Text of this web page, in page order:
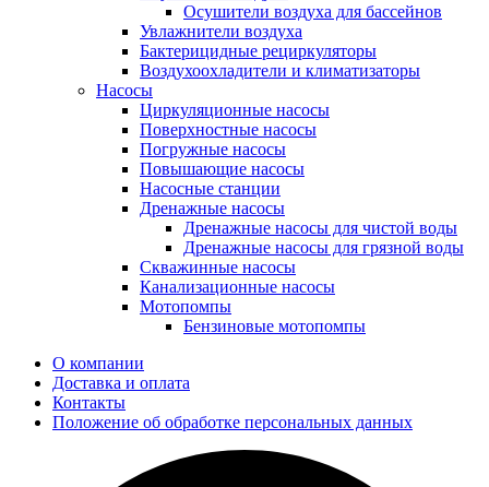
Осушители воздуха для бассейнов
Увлажнители воздуха
Бактерицидные рециркуляторы
Воздухоохладители и климатизаторы
Насосы
Циркуляционные насосы
Поверхностные насосы
Погружные насосы
Повышающие насосы
Насосные станции
Дренажные насосы
Дренажные насосы для чистой воды
Дренажные насосы для грязной воды
Скважинные насосы
Канализационные насосы
Мотопомпы
Бензиновые мотопомпы
О компании
Доставка и оплата
Контакты
Положение об обработке персональных данных